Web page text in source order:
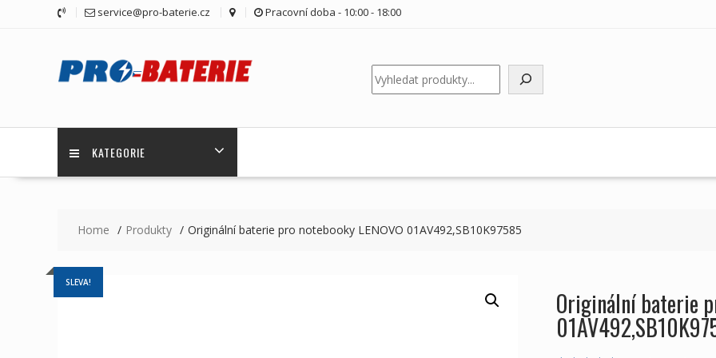
service@pro-baterie.cz Pracovní doba - 10:00 - 18:00
Hledat
KATEGORIE
Home Produkty Originální baterie pro notebooky LENOVO 01AV492,SB10K97585
SLEVA!
Originální baterie